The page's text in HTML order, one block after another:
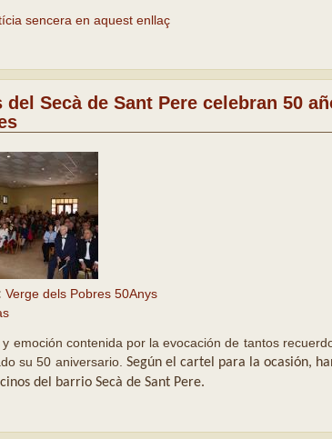
sencera en aquest enllaç
del Secà de Sant Pere celebran 50
Verge dels Pobres 50Anys
emoción contenida por la evocación de tantos
su 50 aniversario. Según el cartel para la ocasión,
del barrio Secà de Sant Pere.